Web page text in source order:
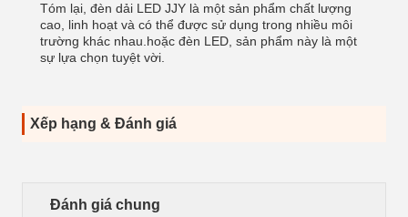
Tóm lại, đèn dải LED JJY là một sản phẩm chất lượng
cao, linh hoạt và có thể được sử dụng trong nhiều môi
trường khác nhau.hoặc đèn LED, sản phẩm này là một
sự lựa chọn tuyệt vời.
Xếp hạng & Đánh giá
Đánh giá chung